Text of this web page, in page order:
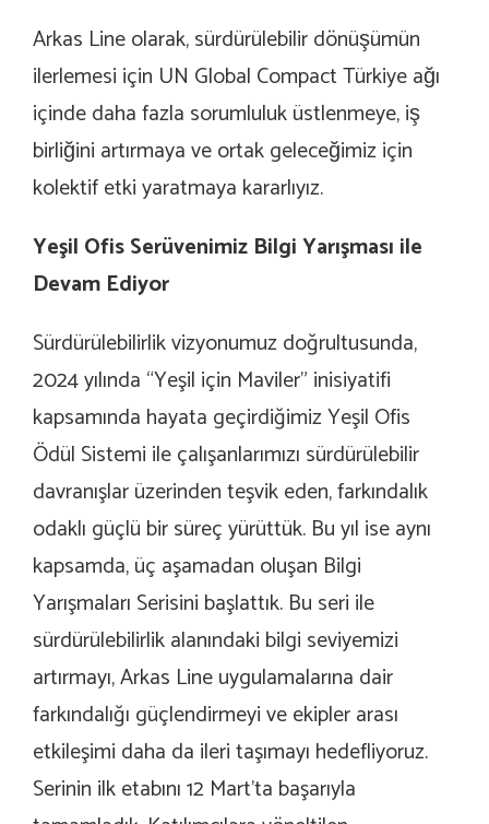
Arkas Line olarak, sürdürülebilir dönüşümün
ilerlemesi için UN Global Compact Türkiye ağı
içinde daha fazla sorumluluk üstlenmeye, iş
birliğini artırmaya ve ortak geleceğimiz için
kolektif etki yaratmaya kararlıyız.
Yeşil Ofis Serüvenimiz Bilgi Yarışması ile
Devam Ediyor
Sürdürülebilirlik vizyonumuz doğrultusunda,
2024 yılında “Yeşil için Maviler” inisiyatifi
kapsamında hayata geçirdiğimiz Yeşil Ofis
Ödül Sistemi ile çalışanlarımızı sürdürülebilir
davranışlar üzerinden teşvik eden, farkındalık
odaklı güçlü bir süreç yürüttük. Bu yıl ise aynı
kapsamda, üç aşamadan oluşan Bilgi
Yarışmaları Serisini başlattık. Bu seri ile
sürdürülebilirlik alanındaki bilgi seviyemizi
artırmayı, Arkas Line uygulamalarına dair
farkındalığı güçlendirmeyi ve ekipler arası
etkileşimi daha da ileri taşımayı hedefliyoruz.
Serinin ilk etabını 12 Mart’ta başarıyla